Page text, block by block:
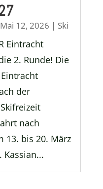
Mai 12, 2026 | Ski
Eintracht
2. Runde! Die
der
nach
13. bis 20. März
Kassian...